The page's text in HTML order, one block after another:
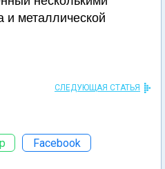
и металлической
СЛЕДУЮЩАЯ СТАТЬЯ
Facebook